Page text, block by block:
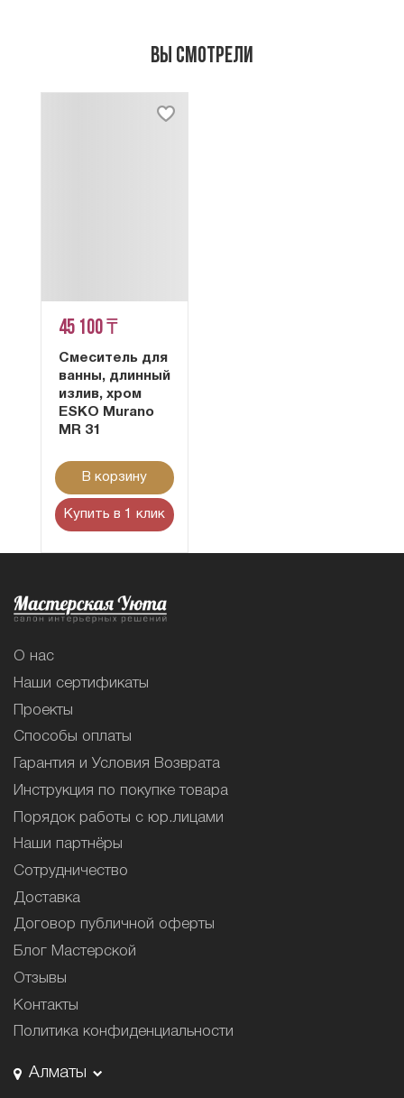
Вы смотрели
45 100 ₸
Смеситель для
ванны, длинный
излив, хром
ESKO Murano
MR 31
В корзину
Купить в 1 клик
О нас
Наши сертификаты
Проекты
Способы оплаты
Гарантия и Условия Возврата
Инструкция по покупке товара
Порядок работы с юр.лицами
Наши партнёры
Сотрудничество
Доставка
Договор публичной оферты
Блог Мастерской
Отзывы
Контакты
Политика конфиденциальности
Алматы